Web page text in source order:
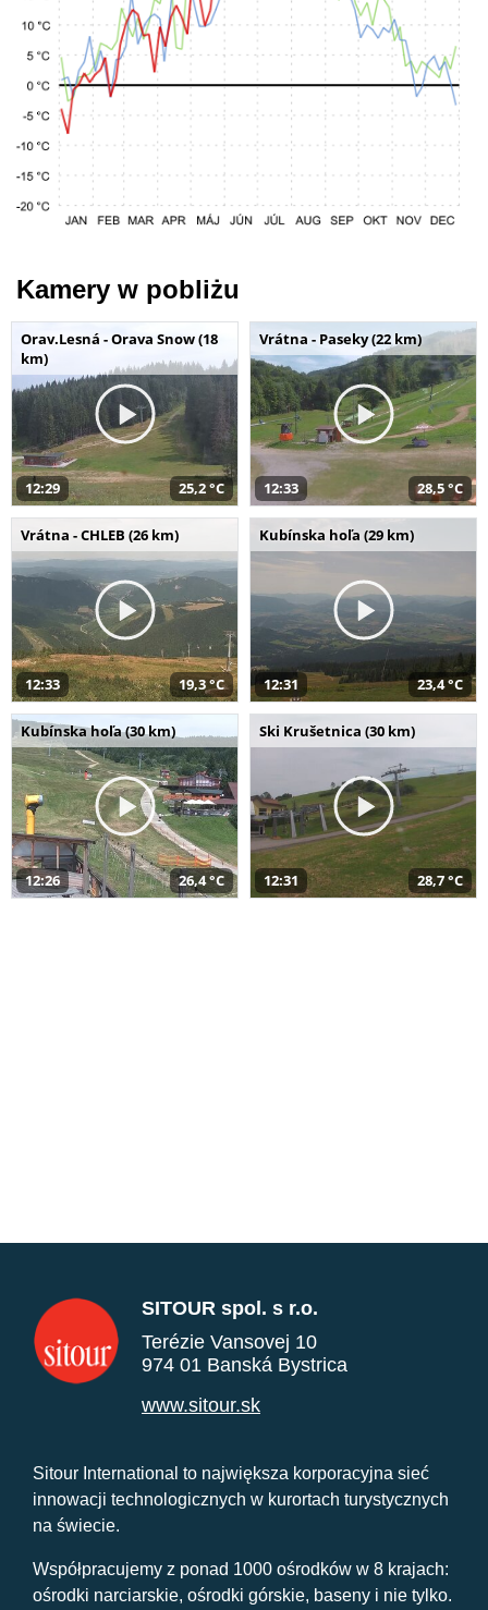
Kamery w pobliżu
Orav.Lesná - Orava Snow (18
km)
12:29 25,2 °C
Vrátna - Paseky (22 km)
12:33 28,5 °C
Vrátna - CHLEB (26 km)
12:33 19,3 °C
Kubínska hoľa (29 km)
12:31 23,4 °C
Kubínska hoľa (30 km)
12:26 26,4 °C
Ski Krušetnica (30 km)
12:31 28,7 °C
SITOUR spol. s r.o.
Terézie Vansovej 10
974 01 Banská Bystrica
www.sitour.sk
Sitour International to największa korporacyjna sieć
innowacji technologicznych w kurortach turystycznych
na świecie.
Współpracujemy z ponad 1000 ośrodków w 8 krajach:
ośrodki narciarskie, ośrodki górskie, baseny i nie tylko.